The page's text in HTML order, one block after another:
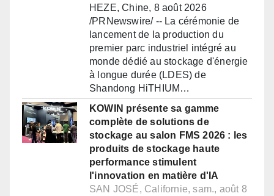
HEZE, Chine, 8 août 2026
/PRNewswire/ -- La cérémonie de
lancement de la production du
premier parc industriel intégré au
monde dédié au stockage d'énergie
à longue durée (LDES) de
Shandong HiTHIUM…
KOWIN présente sa gamme
complète de solutions de
stockage au salon FMS 2026 : les
produits de stockage haute
performance stimulent
l'innovation en matière d'IA
SAN JOSÉ, Californie, sam., août 8